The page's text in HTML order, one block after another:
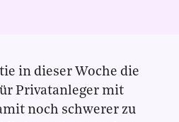
in dieser Woche die
Privatanleger mit
noch schwerer zu